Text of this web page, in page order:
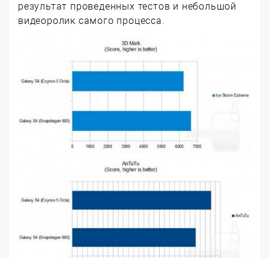
результат проведенных тестов и небольшой
видеоролик самого процесса.